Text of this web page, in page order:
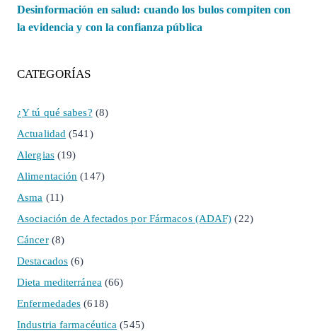
Desinformación en salud: cuando los bulos compiten con
la evidencia y con la confianza pública
CATEGORÍAS
¿Y tú qué sabes? (8)
Actualidad (541)
Alergias(19)
Alimentación (147)
Asma (11)
Asociación de Afectados por Fármacos (ADAF) (22)
Cáncer(8)
Destacados (6)
Dieta mediterránea (66)
Enfermedades (618)
Industria farmacéutica (545)